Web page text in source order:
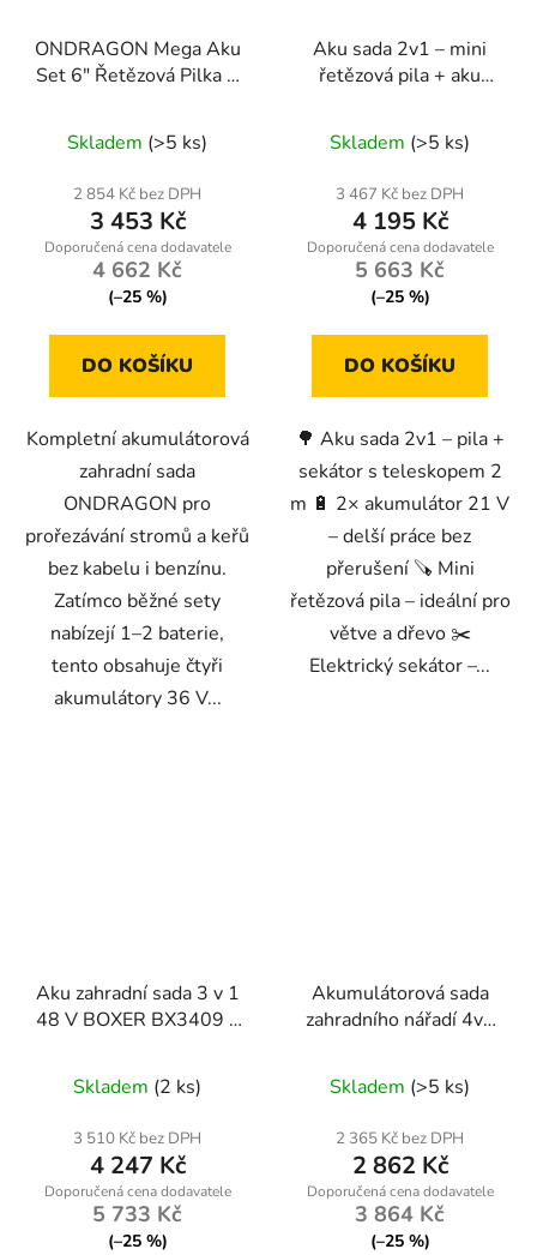
ONDRAGON Mega Aku
Set 6″ Řetězová Pilka +
4× Baterie 36 V / 4 Ah
hodnocení
produktu
je
5,0
z
hvězdiček.
Skladem (>5 ks)
2 854 Kč bez DPH
3 453 Kč
4 662 Kč
(–25 %)
DO KOŠÍKU
Kompletní akumulátorová
zahradní sada
ONDRAGON pro
prořezávání stromů a keřů
bez kabelu i benzínu.
Zatímco běžné sety
nabízejí 1–2 baterie,
tento obsahuje čtyři
akumulátory 36 V...
Aku sada 2v1 – mini
řetězová pila + aku
m, 2× baterie 21 V
Skladem (>5 ks)
3 467 Kč bez DPH
4 195 Kč
5 663 Kč
(–25 %)
DO KOŠÍKU
🌳 Aku sada 2v1 – pila +
sekátor s teleskopem 2
m 🔋 2× akumulátor 21 V
– delší práce bez
přerušení 🪚 Mini
řetězová pila – ideální pro
větve a dřevo ✂️
Elektrický sekátor –...
Aku zahradní sada 3 v 1
48 V BOXER BX3409 –
na větve 25 mm +
vyžínač 6″ | teleskopická
tyč, 2× baterie
Skladem (2 ks)
3 510 Kč bez DPH
4 247 Kč
5 733 Kč
(–25 %)
Akumulátorová sada
zahradního nářadí 4v1
vyžínač, foukač, mini
pila, nůžky, 48 V
Skladem (>5 ks)
2 365 Kč bez DPH
2 862 Kč
3 864 Kč
(–25 %)